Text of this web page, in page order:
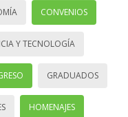
CONVENIOS
Y TECNOLOGÍA
GRADUADOS
HOMENAJES